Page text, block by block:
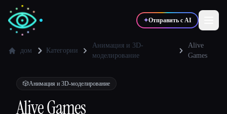
✦Отправить с AI
💻 Разработчики
дом Категории
Анимация и 3D-
моделирование
Alive
Games
🎲Анимация и 3D-моделирование
Alive Games